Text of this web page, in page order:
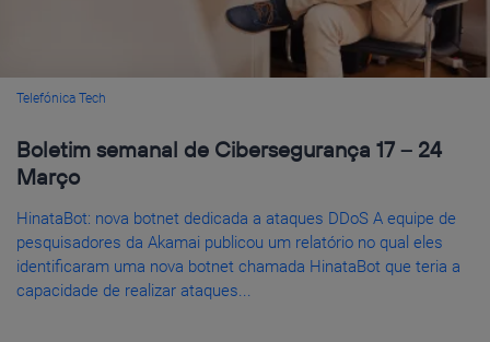
Telefónica Tech
Boletim semanal de Cibersegurança 17 – 24
Março
HinataBot: nova botnet dedicada a ataques DDoS A equipe de
pesquisadores da Akamai publicou um relatório no qual eles
identificaram uma nova botnet chamada HinataBot que teria a
capacidade de realizar ataques...